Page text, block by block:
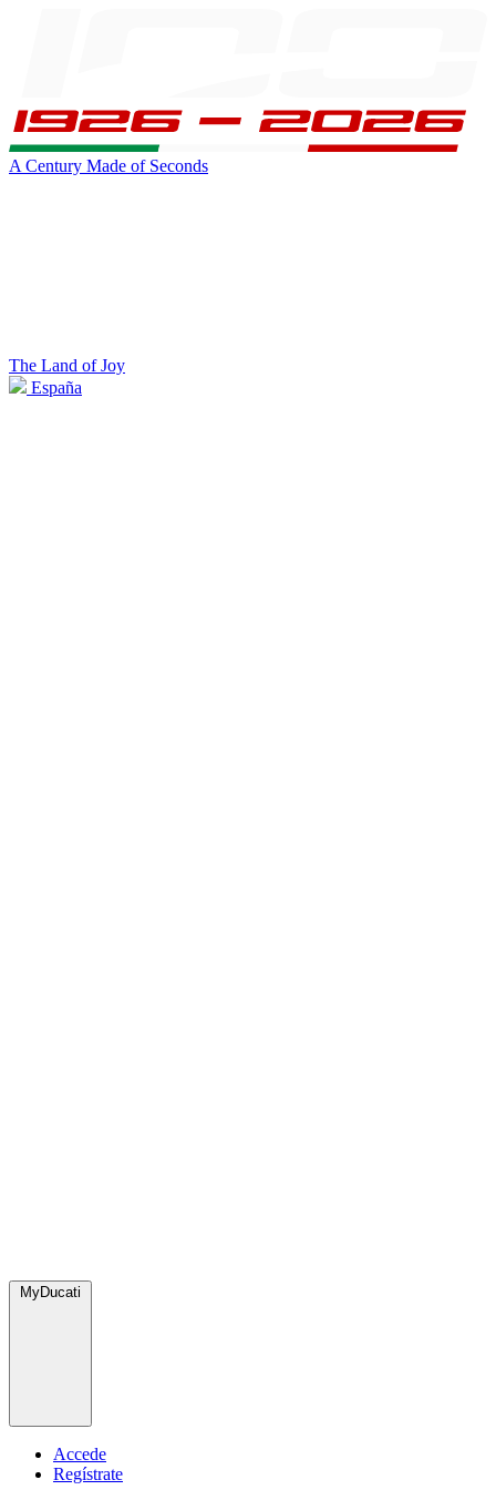
A Century Made of Seconds
The Land of Joy
España
MyDucati
Accede
Regístrate